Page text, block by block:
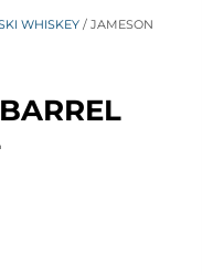
WHISKEY / JAMESON